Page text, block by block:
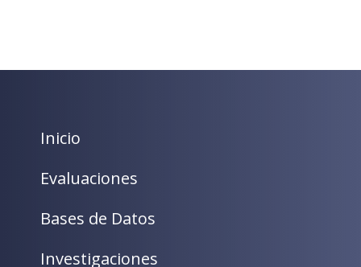
Inicio
Evaluaciones
Bases de Datos
Investigaciones